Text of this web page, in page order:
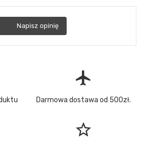
Napisz opinię
flight
Darmowa dostawa od 500zł.
star_border